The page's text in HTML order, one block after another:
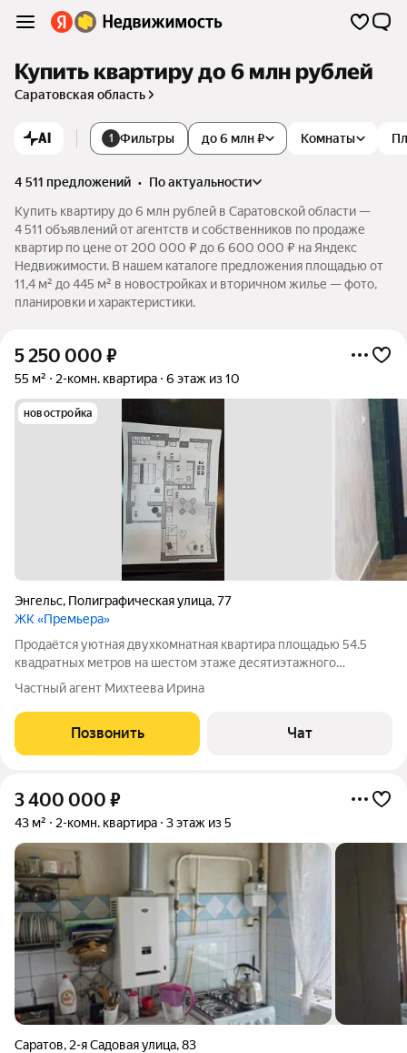
Купить квартиру до 6 млн рублей
Саратовская область
AI 1 Фильтры Комнаты
до 6 млн ₽
4 511 предложений •
по актуальности
Купить квартиру до 6 млн рублей в Саратовской области —
4 511 объявлений от агентств и собственников по продаже
квартир по цене от 200 000 ₽ до 6 600 000 ₽ на Яндекс
Недвижимости. В нашем каталоге предложения площадью от
11,4 м² до 445 м² в новостройках и вторичном жилье — фото,
планировки и характеристики.
5 250 000 ₽
55 м² 2-комн. квартира 6 этаж из 10
новостройка
Энгельс, Полиграфическая улица,77
ЖК «Премьера»
Продаётся уютная двухкомнатная квартира площадью 54.5
квадратных метров на шестом этаже десятиэтажного
кирпичного дома новой постройки (2024 год)застройщик
Шелдом) по адресу: город Энгельс, Полиграфическая улица,
дом 77. Просторная кухня-гостиная
Частный агент Михтеева Ирина
Позвонить Чат
3 400 000 ₽
43 м² 2-комн. квартира 3 этаж из 5
Саратов, 2-я Садовая улица,83